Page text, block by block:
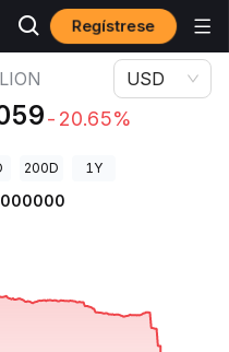
Regístrese
BNB LION BNBLION
-20.65%
USD
200D 1Y